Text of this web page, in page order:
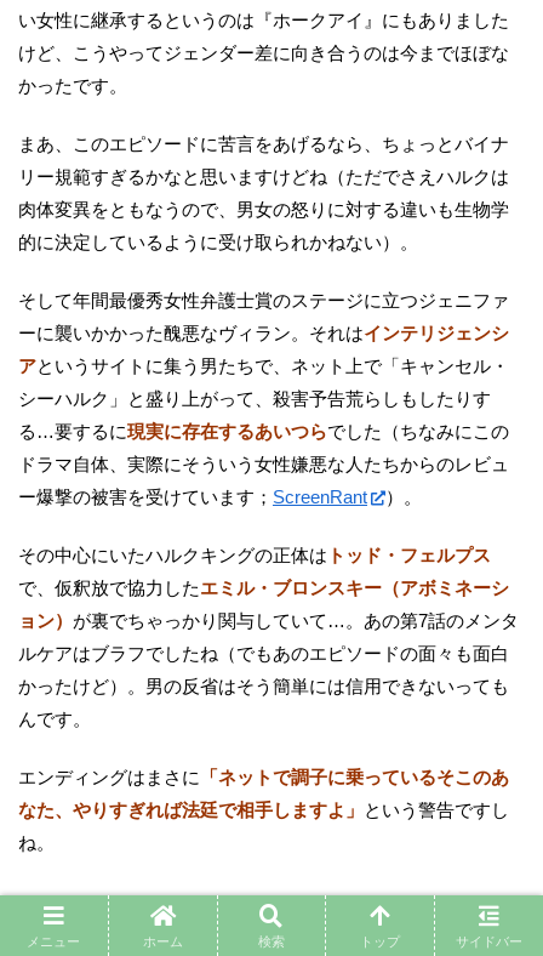
い女性に継承するというのは『ホークアイ』にもありました
けど、こうやってジェンダー差に向き合うのは今までほぼな
かったです。
まあ、このエピソードに苦言をあげるなら、ちょっとバイナ
リー規範すぎるかなと思いますけどね（ただでさえハルクは
肉体変異をともなうので、男女の怒りに対する違いも生物学
的に決定しているように受け取られかねない）。
そして年間最優秀女性弁護士賞のステージに立つジェニファ
ーに襲いかかった醜悪なヴィラン。それはインテリジェンシ
アというサイトに集う男たちで、ネット上で「キャンセル・
シーハルク」と盛り上がって、殺害予告荒らしもしたりす
る…要するに現実に存在するあいつらでした（ちなみにこの
ドラマ自体、実際にそういう女性嫌悪な人たちからのレビュ
ー爆撃の被害を受けています； ScreenRant ）。
その中心にいたハルクキングの正体は トッド・フェルプス
で、仮釈放で協力したエミル・ブロンスキー（アボミネーシ
ョン） が裏でちゃっかり関与していて…。あの第7話のメンタ
ルケアはブラフでしたね（でもあのエピソードの面々も面白
かったけど）。男の反省はそう簡単には信用できないっても
んです。
エンディングはまさに 「ネットで調子に乗っているそこのあ
なた、やりすぎれば法廷で相手しますよ」 という警告ですし
ね。
メニュー ホーム 検索 トップ サイドバー